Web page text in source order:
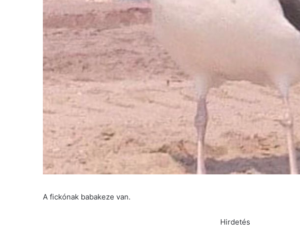
A fickónak babakeze van.
Hirdetés